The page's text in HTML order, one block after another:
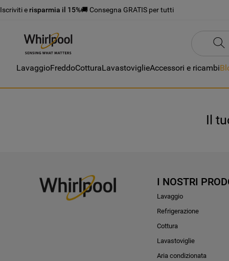
Iscriviti e risparmia il 15%🚚 Consegna GRATIS per tutti
LavaggioFreddoCotturaLavastoviglieAccessori e ricambi
Il
I NOSTRI
Lavaggio
Refrigerazione
Cottura
Lavastoviglie
Aria condizionata